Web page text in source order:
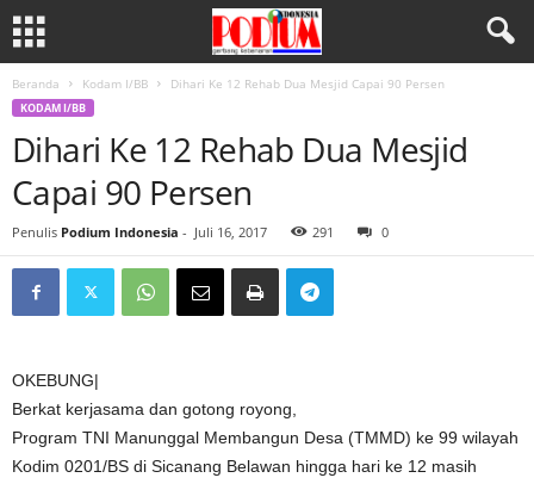
Beranda Kodam I/BB Dihari Ke 12 Rehab Dua Mesjid Capai 90 Persen
KODAM I/BB
Dihari Ke 12 Rehab Dua Mesjid
Capai 90 Persen
Penulis Podium Indonesia - Juli 16, 2017 291 0
OKEBUNG|
Berkat kerjasama dan gotong royong,
Program TNI Manunggal Membangun Desa (TMMD) ke 99 wilayah
Kodim 0201/BS di Sicanang Belawan hingga hari ke 12 masih